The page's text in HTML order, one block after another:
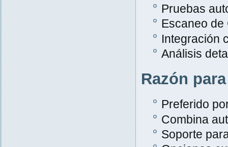
Pruebas
Escaneo de
Integración
Análisis
Razón
Preferido
Combina
Soporte